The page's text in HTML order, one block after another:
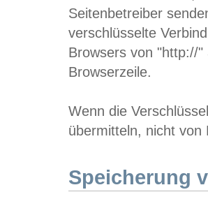
Seitenbetreiber
verschlüsselte
Browsers von "http://
Browserzeile.
Wenn die
übermitteln, nicht von
Speicherung